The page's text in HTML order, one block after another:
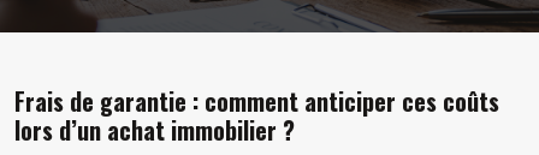
Frais de garantie : comment anticiper ces coûts
lors d’un achat immobilier ?